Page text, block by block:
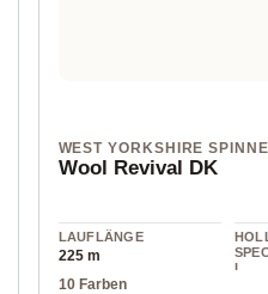
WEST YORKSHIRE
Wool Revival DK
LAUFLÄNGE
225 m
L
10 Farben